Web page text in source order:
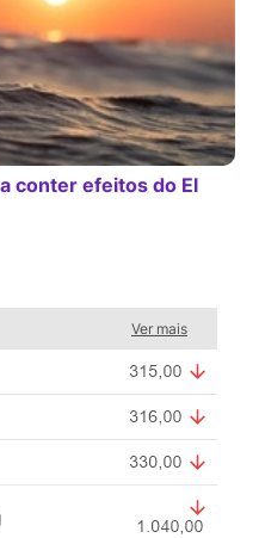
conter efeitos do El
Ver mais